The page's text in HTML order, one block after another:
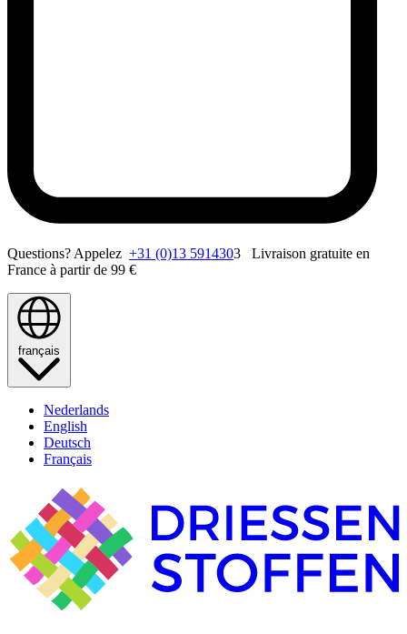
Questions? Appelez +31 (0)13 5914303 Livraison gratuite en
France à partir de 99 €
français
Nederlands
English
Deutsch
Français